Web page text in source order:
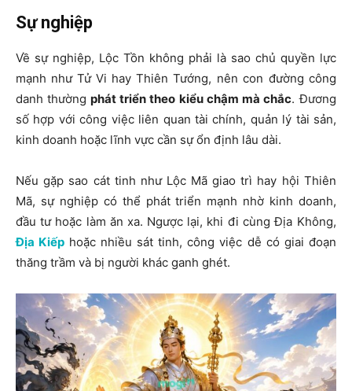
Sự nghiệp
Về sự nghiệp, Lộc Tồn không phải là sao chủ quyền lực
mạnh như Tử Vi hay Thiên Tướng, nên con đường công
danh thường phát triển theo kiểu chậm mà chắc. Đương
số hợp với công việc liên quan tài chính, quản lý tài sản,
kinh doanh hoặc lĩnh vực cần sự ổn định lâu dài.
Nếu gặp sao cát tinh như Lộc Mã giao trì hay hội Thiên
Mã, sự nghiệp có thể phát triển mạnh nhờ kinh doanh,
đầu tư hoặc làm ăn xa. Ngược lại, khi đi cùngĐịa Không,
Địa Kiếp hoặc nhiều sát tinh, công việc dễ có giai đoạn
thăng trầm và bị người khác ganh ghét.